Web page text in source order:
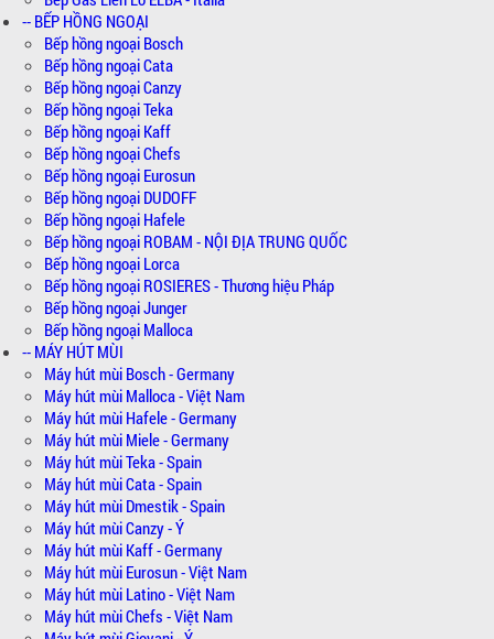
-- BẾP HỒNG NGOẠI
Bếp hồng ngoại Bosch
Bếp hồng ngoại Cata
Bếp hồng ngoại Canzy
Bếp hồng ngoại Teka
Bếp hồng ngoại Kaff
Bếp hồng ngoại Chefs
Bếp hồng ngoại Eurosun
Bếp hồng ngoại DUDOFF
Bếp hồng ngoại Hafele
Bếp hồng ngoại ROBAM - NỘI ĐỊA TRUNG QUỐC
Bếp hồng ngoại Lorca
Bếp hồng ngoại ROSIERES - Thương hiệu Pháp
Bếp hồng ngoại Junger
Bếp hồng ngoại Malloca
-- MÁY HÚT MÙI
Máy hút mùi Bosch - Germany
Máy hút mùi Malloca - Việt Nam
Máy hút mùi Hafele - Germany
Máy hút mùi Miele - Germany
Máy hút mùi Teka - Spain
Máy hút mùi Cata - Spain
Máy hút mùi Dmestik - Spain
Máy hút mùi Canzy - Ý
Máy hút mùi Kaff - Germany
Máy hút mùi Eurosun - Việt Nam
Máy hút mùi Latino - Việt Nam
Máy hút mùi Chefs - Việt Nam